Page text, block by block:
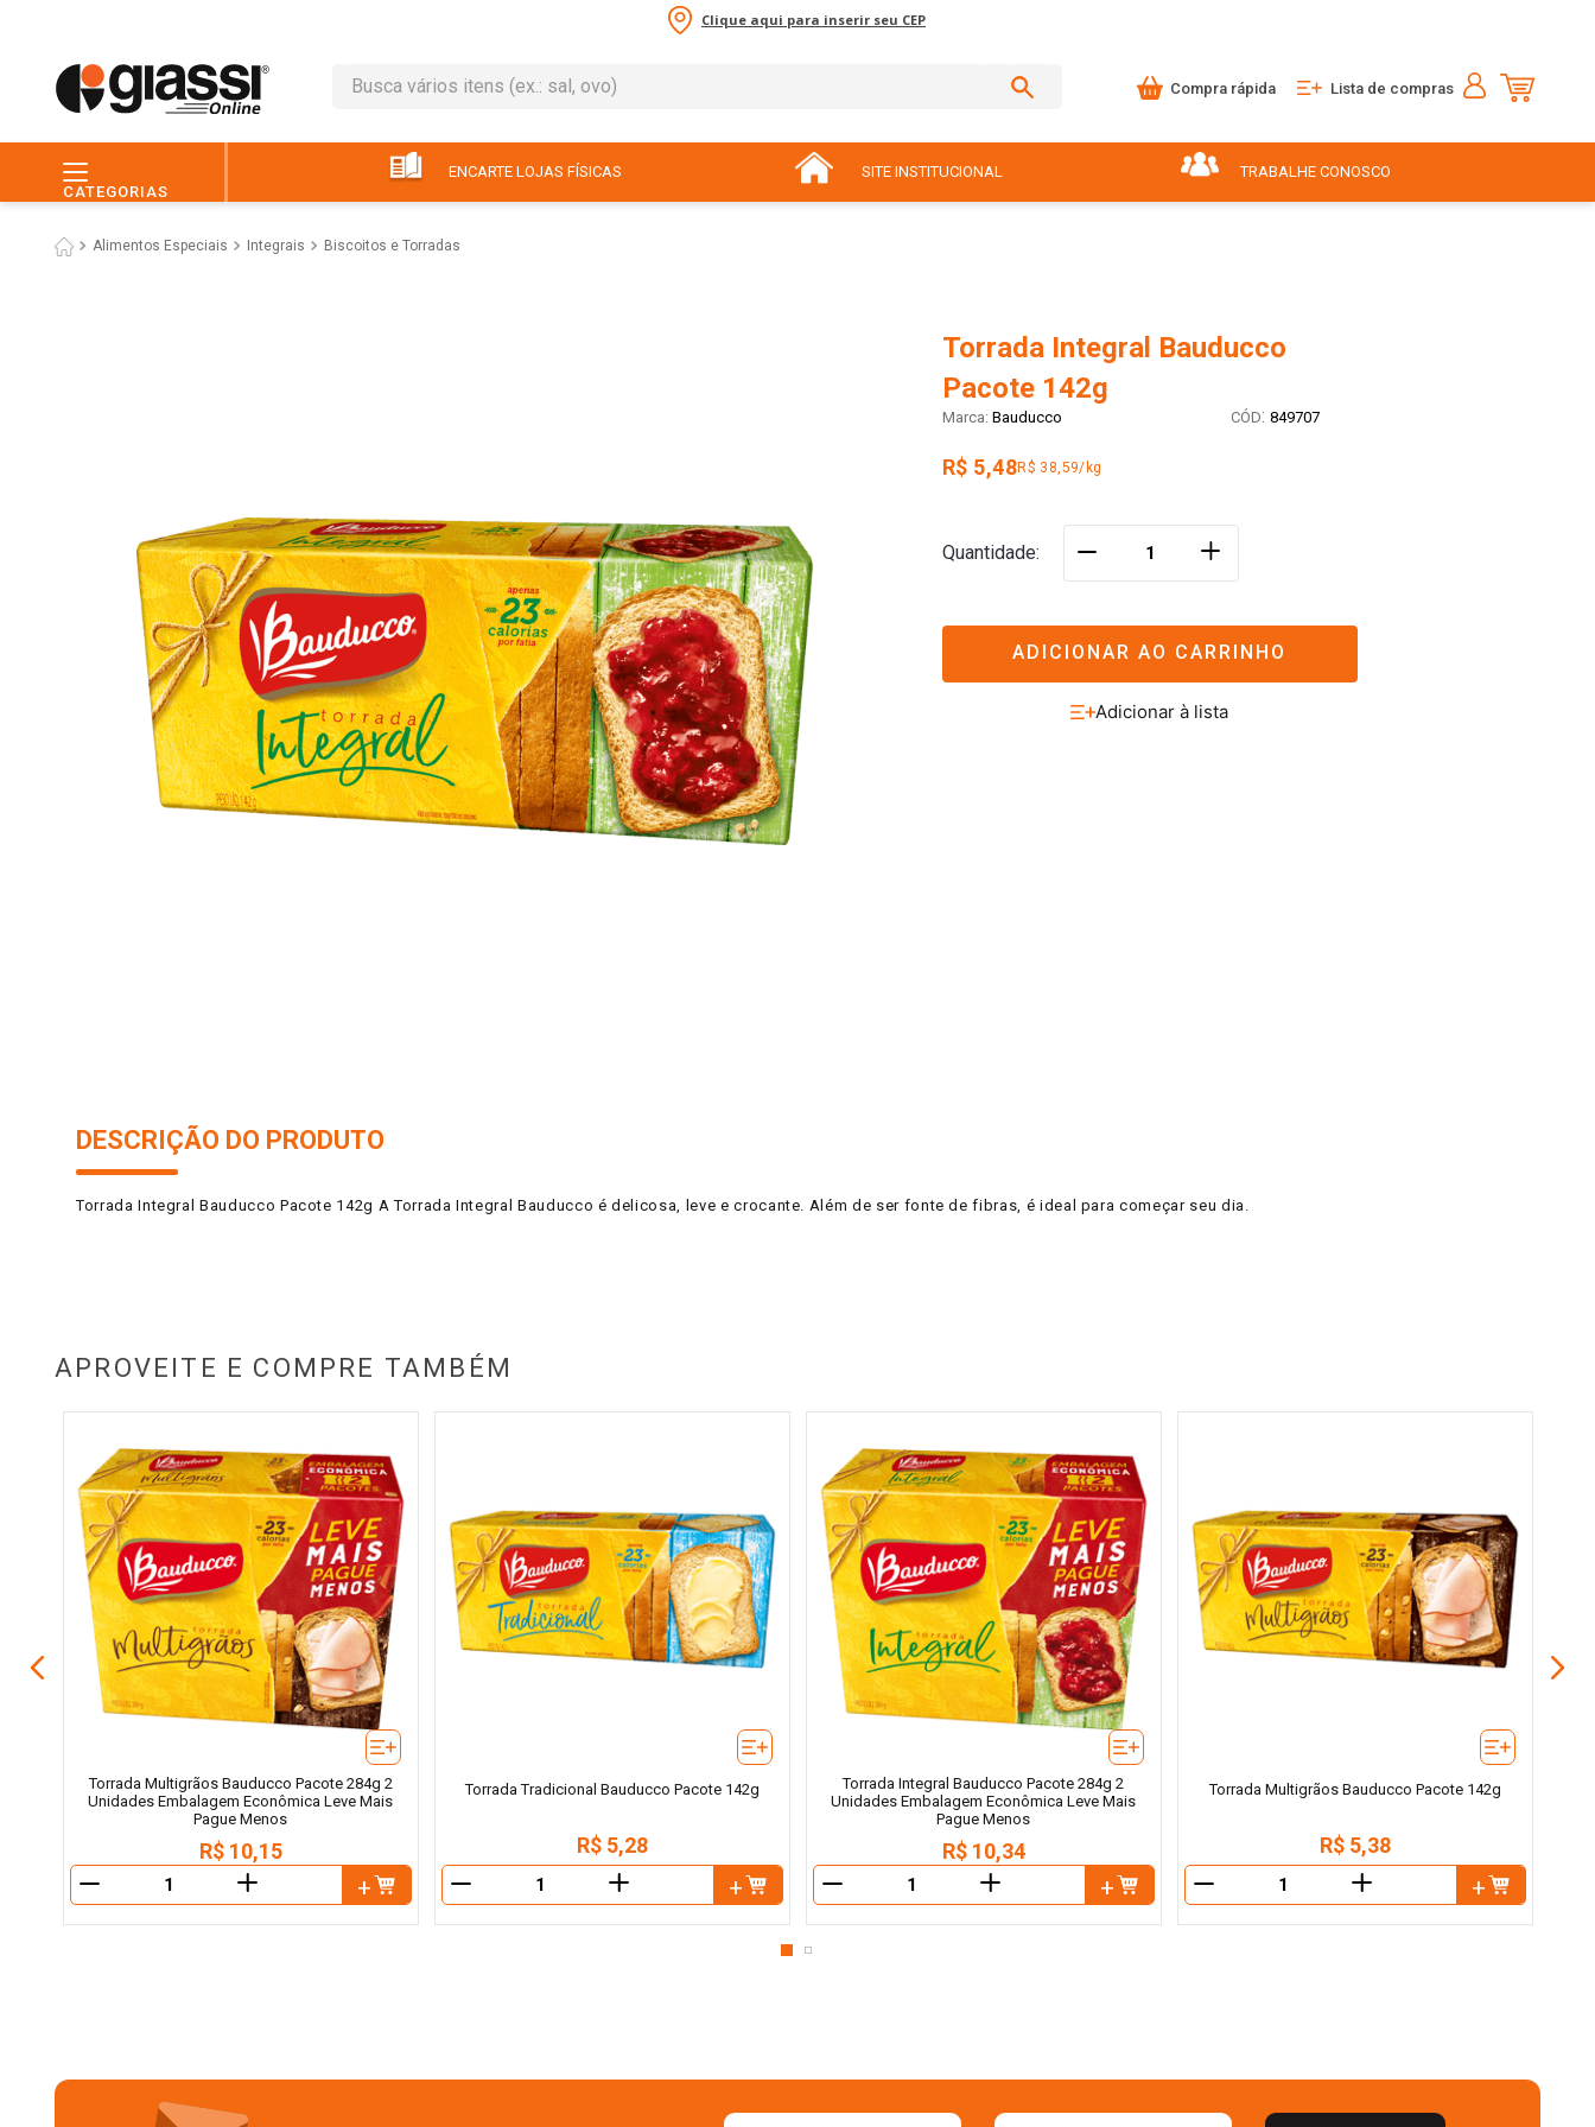
Clique aqui para inserir seu CEP
Busca vários itens (ex.: sal, ovo)
Compra rápida Lista de compras
CATEGORIAS
ENCARTE LOJAS FÍSICAS SITE INSTITUCIONAL TRABALHE CONOSCO
Alimentos Especiais Integrais Biscoitos e Torradas
Torrada Integral Bauducco
Pacote 142g
Bauducco : 849707
R$ 5,48R$ 38,59/kg
Quantidade ＋
ADICIONAR AO CARRINHO
DESCRIÇÃO DO PRODUTO
Torrada Integral Bauducco Pacote 142g A Torrada Integral Bauducco é delicosa, leve e crocante. Além de ser fonte de fibras, é ideal para começar seu dia.
APROVEITE E COMPRE TAMBÉM
Torrada Multigrãos Bauducco Pacote 284g 2
Unidades Embalagem Econômica Leve Mais
Pague Menos
R$ 10,15
＋
Torrada Tradicional Bauducco Pacote 142g
R$ 5,28
＋
Torrada Integral Bauducco Pacote 284g 2
Unidades Embalagem Econômica Leve Mais
Pague Menos
R$ 10,34
＋
Torrada Multigrãos Bauducco Pacote 142g
R$ 5,38
＋
leite
3º queijo
10º arroz